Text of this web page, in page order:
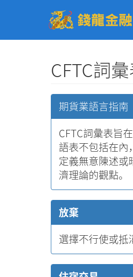
CFTC詞
期貨業語言指南
CFTC詞彙表旨
語表不包括在內
定義無意陳述
濟理論的觀點。
放棄
選擇不行使或抵